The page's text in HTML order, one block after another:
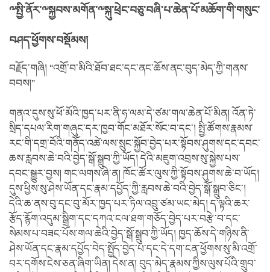
༸སྤྱི་ནོར་༸སྐྱབས་མགོན་༸སྐུ་ཕྲེང་བཅུ་བཞི་པ་ཆེན་པོ་མཆོག་གི་གསུང་
བཤད་ཕྱོགས་བསྡོམས།
བརྗོད་གཞི། “འགྲོ་བ་མིའི་ཐོབ་ཐང་དང་ནང་ཆོས་ནང་བུད་མེད་ཀྱི་གནས་
བབས།”
གནའ་དུས་སུ་ཕོ་མོའི་ཁྱད་པར་ནི་ཧ་ལམ་དེ་ཙམ་གལ་ཆེན་པོ་མིན། འོན་ཏེ་
སྲིད་དཔལ་རིག་གཞུང་དར་ཁྱབ་གོང་མཐོར་སོང་བ་དང་། སྤྱི་ཚོགས་རྣམས་
རང་གི་དགྲ་བོའི་གནོད་འཚེ་ལས་སྲུང་སྐྱོབ་བྱེད་པར་སྟོབས་ཤུགས་དང་དབང་
ཆས་རླབས་ཆེ་བའི་བྱེད་སྒོ་སྒྲུབ་ཀྱི་ཡོད། དེའི་མཇུག་འབྲས་སུ་སྐྱེས་པས་
དབང་སྒྱུར་བྱས། གང་ལགས་ཞེ་ན། ཁོང་ཚོར་ལུས་ཀྱི་སྟོབས་ཤུགས་ཆེ་བ་ཡོད།
དུས་ཕྱིས་སུ་ཤེས་ཡོན་དང་རྣམ་དཔྱོད་ཀྱི་རླབས་ཆེ་བའི་བྱེད་སྒོ་སྒྲུབ་ཅིང་།
དེའི་ཆ་ནས་བུ་དང་བུ་མོར་ཁྱད་པར་ཏིལ་འབྲུ་ཙམ་ཡང་མེད། ད་ལྟའི་ཆར་
རྩོད་རྙོག་འདུམ་སྒྲིག་དང་དཀའ་ངལ་ཐག་གཅོད་བྱེད་པར་བརྩེ་བ་དང་
སེམས་པ་བཟང་པོས་གལ་ཆེའི་བྱེད་སྒོ་སྒྲུབ་ཀྱི་ཡོད། ཁྱད་ཆོས་དེ་གཉིས་ནི་
ཤེས་ཡོན་དང་རྣམ་དཔྱོད་བེད་སྤྱོད་བྱེད་པ་དང་དེ་དག་ངན་ཕྱོགས་སུ་མི་འགྲོ་
བར་དགོས་ངེས་ཅན་ཞིག་ཡིན། དེས་ན། བུད་མེད་རྣམས་ཀྱིས་ལུས་པོའི་གྲུབ་